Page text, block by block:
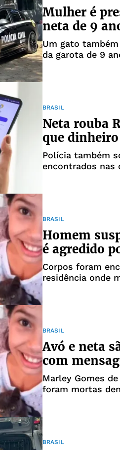
Mulher é
neta de 9
Um gato
da garota de 9
BRASIL
Neta rouba
que
Polícia também
encontrados nas
BRASIL
Homem
é agredido
Corpos foram
residência onde
BRASIL
Avó e neta
com
Marley Gomes
foram mortas
BRASIL